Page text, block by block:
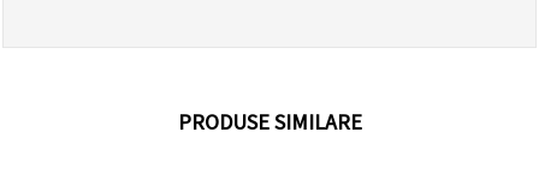
PRODUSE SIMILARE